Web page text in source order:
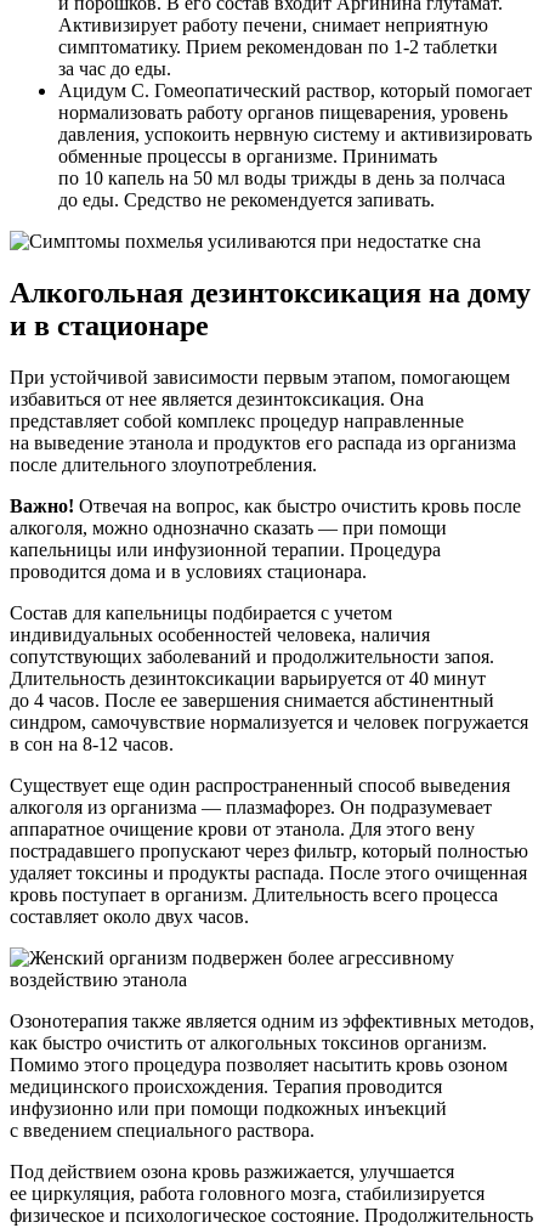
Активизирует работу печени, снимает неприятную
симптоматику. Прием рекомендован по 1-2 таблетки
за час до еды.
Ацидум С. Гомеопатический раствор, который помогает
нормализовать работу органов пищеварения, уровень
давления, успокоить нервную систему и активизировать
обменные процессы в организме. Принимать
по 10 капель на 50 мл воды трижды в день за полчаса
до еды. Средство не рекомендуется запивать.
Алкогольная дезинтоксикация на дому
и в стационаре
При устойчивой зависимости первым этапом, помогающем
избавиться от нее является дезинтоксикация. Она
представляет собой комплекс процедур направленные
на выведение этанола и продуктов его распада из организма
после длительного злоупотребления.
Важно! Отвечая на вопрос, как быстро очистить кровь после
алкоголя, можно однозначно сказать ­— при помощи
капельницы или инфузионной терапии. Процедура
проводится дома и в условиях стационара.
Состав для капельницы подбирается с учетом
индивидуальных особенностей человека, наличия
сопутствующих заболеваний и продолжительности запоя.
Длительность дезинтоксикации варьируется от 40 минут
до 4 часов. После ее завершения снимается абстинентный
синдром, самочувствие нормализуется и человек погружается
в сон на 8-12 часов.
Существует еще один распространенный способ выведения
алкоголя из организма ­— плазмафорез. Он подразумевает
аппаратное очищение крови от этанола. Для этого вену
пострадавшего пропускают через фильтр, который полностью
удаляет токсины и продукты распада. После этого очищенная
кровь поступает в организм. Длительность всего процесса
составляет около двух часов.
Озонотерапия также является одним из эффективных методов,
как быстро очистить от алкогольных токсинов организм.
Помимо этого процедура позволяет насытить кровь озоном
медицинского происхождения. Терапия проводится
инфузионно или при помощи подкожных инъекций
с введением специального раствора.
Под действием озона кровь разжижается, улучшается
ее циркуляция, работа головного мозга, стабилизируется
физическое и психологическое состояние. Продолжительность